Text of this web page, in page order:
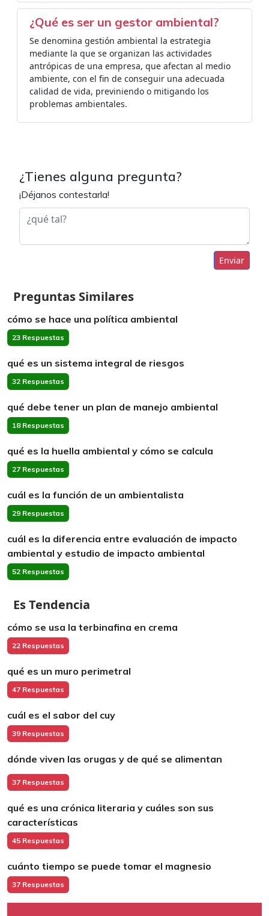
¿Qué es ser un gestor ambiental?
Se denomina gestión ambiental la estrategia
mediante la que se organizan las actividades
antrópicas de una empresa, que afectan al medio
ambiente, con el fin de conseguir una adecuada
calidad de vida, previniendo o mitigando los
problemas ambientales.
¿Tienes alguna pregunta?
¡Déjanos contestarla!
Enviar
Preguntas Similares
cómo se hace una política ambiental
23 Respuestas
qué es un sistema integral de riesgos
32 Respuestas
qué debe tener un plan de manejo ambiental
18 Respuestas
qué es la huella ambiental y cómo se calcula
27 Respuestas
cuál es la función de un ambientalista
29 Respuestas
cuál es la diferencia entre evaluación de impacto
ambiental y estudio de impacto ambiental
52 Respuestas
Es Tendencia
cómo se usa la terbinafina en crema
22 Respuestas
qué es un muro perimetral
47 Respuestas
cuál es el sabor del cuy
39 Respuestas
dónde viven las orugas y de qué se alimentan
37 Respuestas
qué es una crónica literaria y cuáles son sus
características
45 Respuestas
cuánto tiempo se puede tomar el magnesio
37 Respuestas